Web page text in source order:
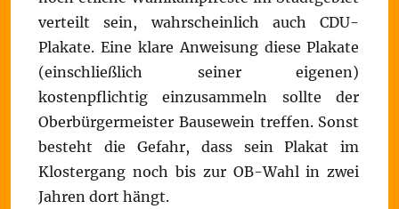
verteilt sein, wahrscheinlich auch CDU-
Plakate. Eine klare Anweisung diese Plakate
(einschließlich seiner eigenen)
kostenpflichtig einzusammeln sollte der
Oberbürgermeister Bausewein treffen. Sonst
besteht die Gefahr, dass sein Plakat im
Klostergang noch bis zur OB-Wahl in zwei
Jahren dort hängt.